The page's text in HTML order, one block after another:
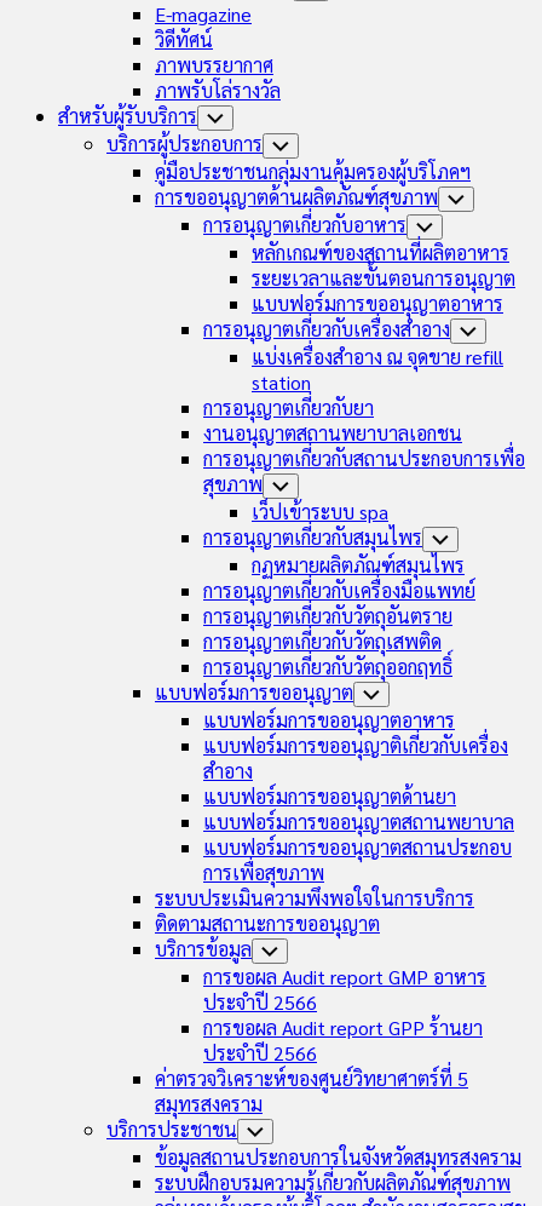
E-magazine
วิดีทัศน์
ภาพบรรยากาศ
ภาพรับโล่รางวัล
สำหรับผู้รับบริการ Toggle
Child
Menu
บริการผู้ประกอบการ Toggle
Child
Menu
คู่มือประชาชนกลุ่มงานคุ้มครองผู้บริโภคฯ
การขออนุญาตด้านผลิตภัณฑ์สุขภาพ Toggle
การอนุญาตเกี่ยวกับอาหาร Toggle
Child
Menu
หลักเกณฑ์ของสถานที่ผลิตอาหาร
ระยะเวลาและขั้นตอนการอนุญาต
แบบฟอร์มการขออนุญาตอาหาร
การอนุญาตเกี่ยวกับเครื่องสำอาง Toggle
Child
Menu
แบ่งเครื่องสำอาง ณ จุดขาย refill
station
การอนุญาตเกี่ยวกับยา
งานอนุญาตสถานพยาบาลเอกชน
การอนุญาตเกี่ยวกับสถานประกอบการเพื่อ
สุขภาพ Toggle
Child
Menu
เว็ปเข้าระบบ spa
การอนุญาตเกี่ยวกับสมุนไพร Toggle
Child
Menu
กฏหมายผลิตภัณฑ์สมุนไพร
การอนุญาตเกี่ยวกับเครื่องมือแพทย์
การอนุญาตเกี่ยวกับวัตถุอันตราย
การอนุญาตเกี่ยวกับวัตถุเสพติด
การอนุญาตเกี่ยวกับวัตถุออกฤทธิ์
แบบฟอร์มการขออนุญาต Toggle
Child
Menu
แบบฟอร์มการขออนุญาตอาหาร
แบบฟอร์มการขออนุญาติเกี่ยวกับเครื่อง
สำอาง
แบบฟอร์มการขออนุญาตด้านยา
แบบฟอร์มการขออนุญาตสถานพยาบาล
แบบฟอร์มการขออนุญาตสถานประกอบ
การเพื่อสุขภาพ
ระบบประเมินความพึงพอใจในการบริการ
ติดตามสถานะการขออนุญาต
บริการข้อมูล Toggle
Child
Menu
การขอผล Audit report GMP อาหาร
ประจำปี 2566
การขอผล Audit report GPP ร้านยา
ประจำปี 2566
ค่าตรวจวิเคราะห์ของศูนย์วิทยาศาตร์ที่ 5
สมุทรสงคราม
บริการประชาชน Toggle
Child
Menu
ข้อมูลสถานประกอบการในจังหวัดสมุทรสงคราม
ระบบฝึกอบรมความรู้เกี่ยวกับผลิตภัณฑ์สุขภาพ